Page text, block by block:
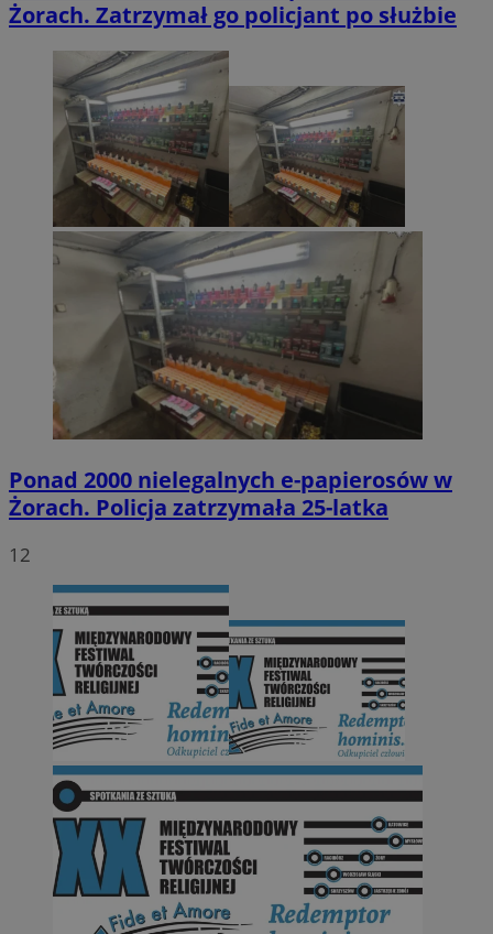
Żorach. Zatrzymał go policjant po służbie
Ponad 2000 nielegalnych e-papierosów w
Żorach. Policja zatrzymała 25-latka
12